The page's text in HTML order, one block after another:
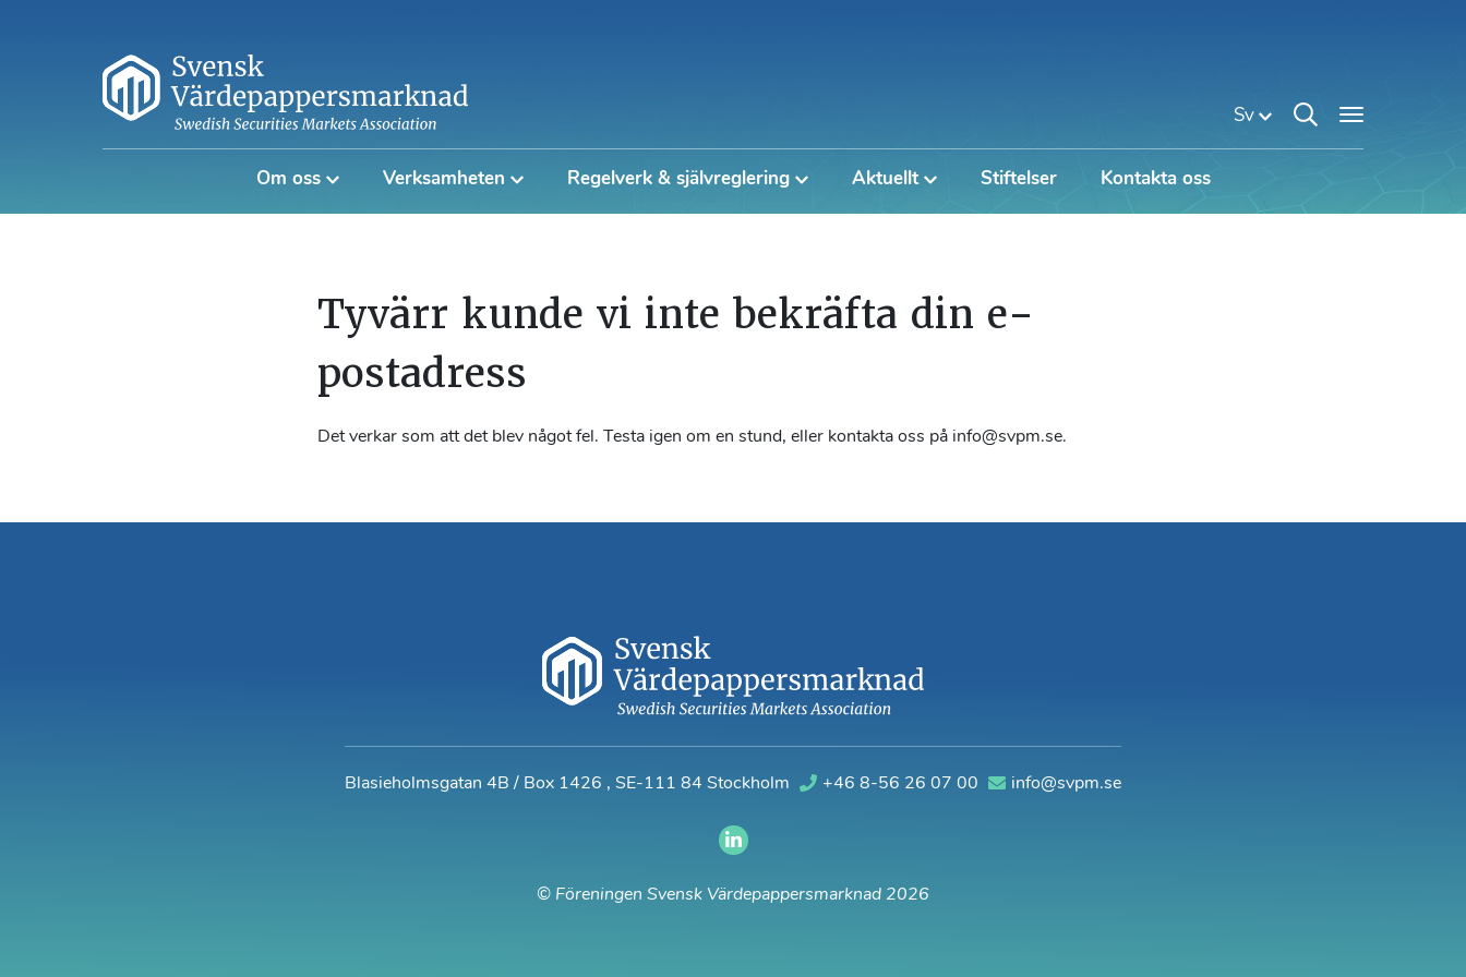
Sv
Om oss Verksamheten Regelverk & självreglering Aktuellt Stiftelser Kontakta oss
Tyvärr kunde vi inte bekräfta din e-
postadress
Det verkar som att det blev något fel. Testa igen om en stund, eller kontakta oss på info@svpm.se.
Blasieholmsgatan 4B / Box 1426 , SE-111 84 Stockholm +46 8-56 26 07 00 info@svpm.se
© Föreningen Svensk Värdepappersmarknad 2026